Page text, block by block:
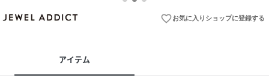
favorite_borderお気に入りショップに登録する
アイテム